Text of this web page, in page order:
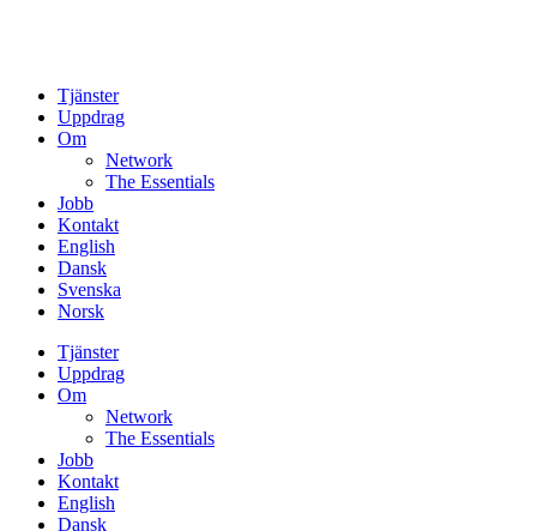
Tjänster
Uppdrag
Om
Network
The Essentials
Jobb
Kontakt
English
Dansk
Svenska
Norsk
Tjänster
Uppdrag
Om
Network
The Essentials
Jobb
Kontakt
English
Dansk